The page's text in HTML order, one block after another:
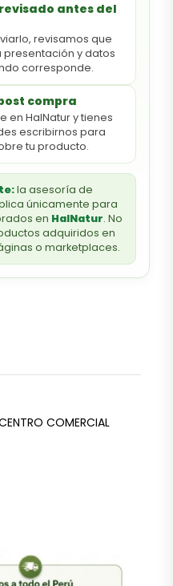
antes del
revisamos que
presentación y datos
corresponde.
compra
en HalNatur y tienes
escribirnos para
tu producto.
la asesoría de
únicamente para
en HalNatur. No
adquiridos en
o marketplaces.
COMERCIAL